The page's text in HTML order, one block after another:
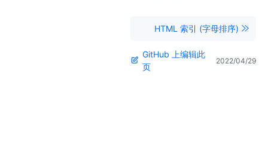
HTML 索引 (字母排序)
GitHub 上编辑此
页
2022/04/29